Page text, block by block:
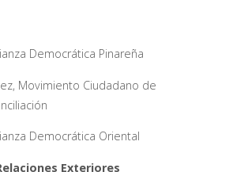
Democrática Pinareña
Movimiento Ciudadano de
Democrática Oriental
Exteriores